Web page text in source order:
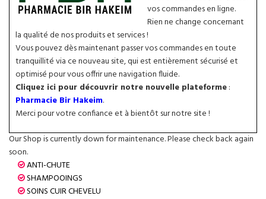
vos commandes en ligne.
Rien ne change concernant
la qualité de nos produits et services !
Vous pouvez dès maintenant passer vos commandes en toute
tranquillité via ce nouveau site, qui est entièrement sécurisé et
optimisé pour vous offrir une navigation fluide.
Cliquez ici pour découvrir notre nouvelle plateforme:
Pharmacie Bir Hakeim.
Merci pour votre confiance et à bientôt sur notre site !
Our Shop is currently down for maintenance. Please check back again
soon.
ANTI-CHUTE
SHAMPOOINGS
SOINS CUIR CHEVELU